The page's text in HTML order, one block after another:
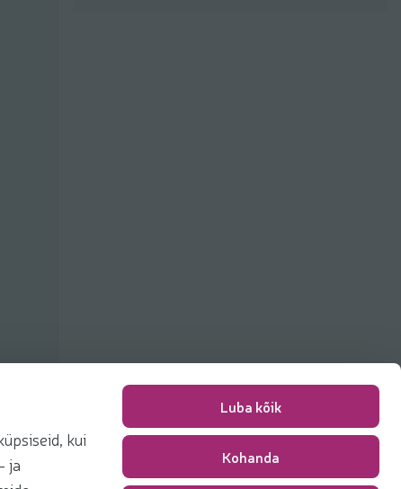
kui
ja
Luba kõik
Kohanda